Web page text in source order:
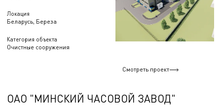
Локация
Беларусь, Береза
Категория объекта
Очистные сооружения
Смотреть проект
ОАО "МИНСКИЙ ЧАСОВОЙ ЗАВОД"